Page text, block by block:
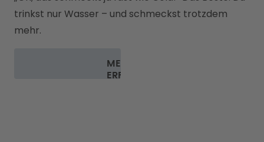
trinkst nur Wasser – und schmeckst trotzdem
mehr.
MEHR
ERFAHREN